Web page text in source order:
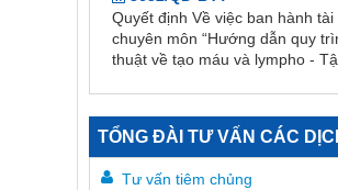
thuật về tạo máu và lympho -
3634/QĐ-BYT
Quyết định Về việc ban hành tài
3247 /QĐ-BYT
Quyết định Về việc ban hành tài
chuyên môn “Hướng dẫn quy
TỔNG ĐÀI TƯ VẤN CÁC
Tư vấn tiêm chủng